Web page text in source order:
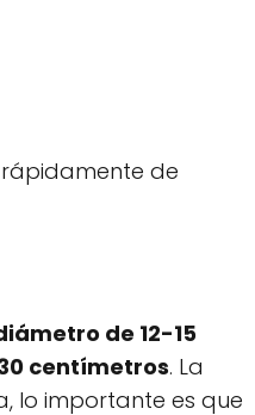
de
de 12-15
centímetros. La
lo importante es que